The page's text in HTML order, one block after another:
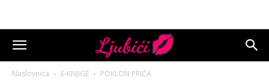
Naslovnica E-KNJIGE POKLON PRIČA